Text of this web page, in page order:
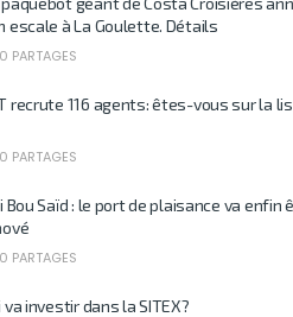
escale à La Goulette. Détails
0 PARTAGES
recrute 116 agents: êtes-vous sur la
0 PARTAGES
Bou Saïd : le port de plaisance va enfin
0 PARTAGES
va investir dans la SITEX?